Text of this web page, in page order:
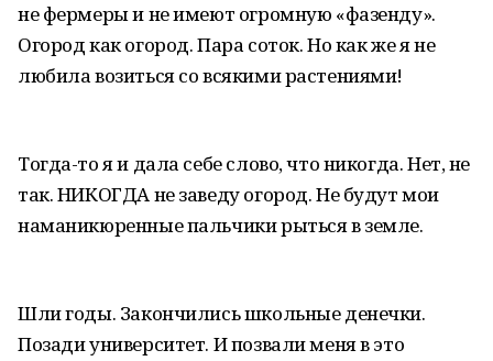
не фермеры и не имеют огромную «фазенду».
Огород как огород. Пара соток. Но как же я не
любила возиться со всякими растениями!
Тогда-то я и дала себе слово, что никогда. Нет, не
так. НИКОГДА не заведу огород. Не будут мои
наманикюренные пальчики рыться в земле.
Шли годы. Закончились школьные денечки.
Позади университет. И позвали меня в это